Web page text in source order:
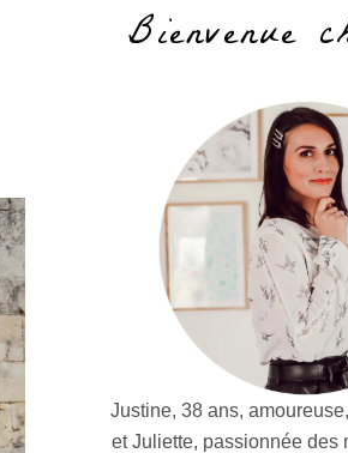
Bienvenue
Justine, 38 ans,
et Juliette, passionnée des